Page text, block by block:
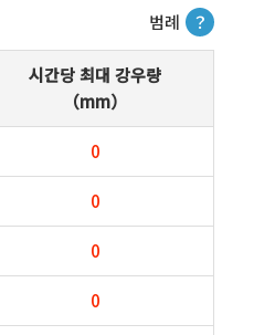
범례 ？
시간당 최대 강우량
（mm）
0
0
0
0